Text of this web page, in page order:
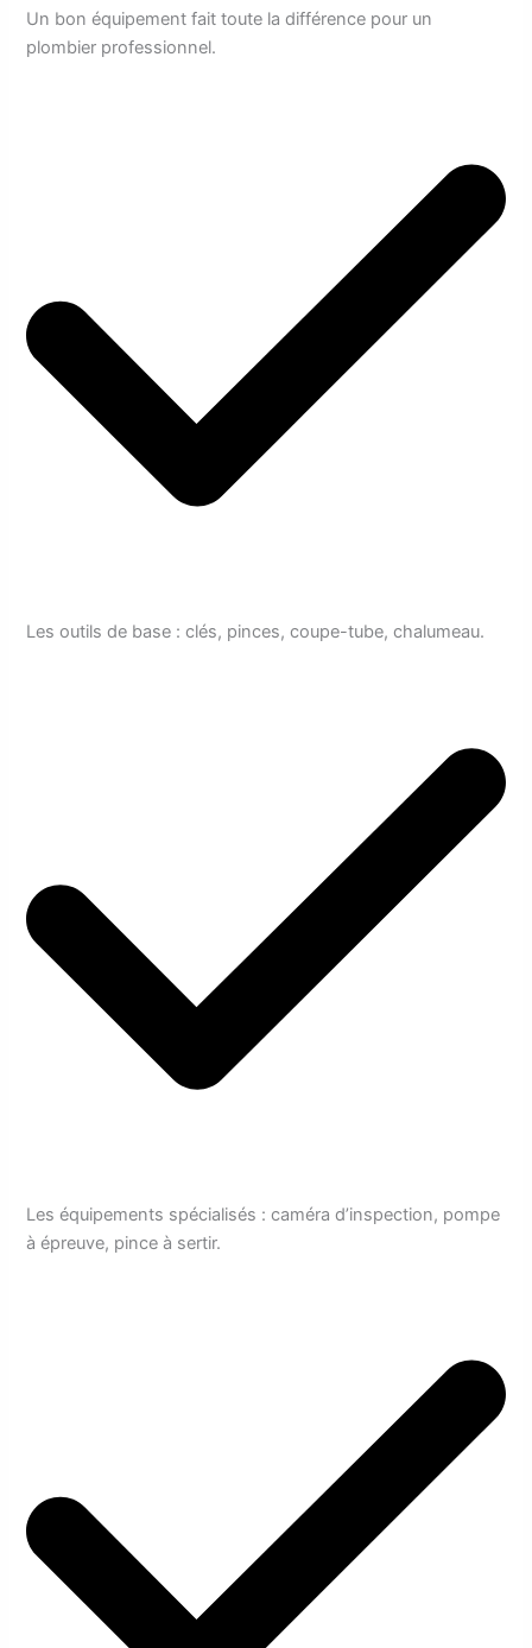
Un bon équipement fait toute la différence pour un
plombier professionnel.
Les outils de base : clés, pinces, coupe-tube, chalumeau.
Les équipements spécialisés : caméra d’inspection, pompe
à épreuve, pince à sertir.